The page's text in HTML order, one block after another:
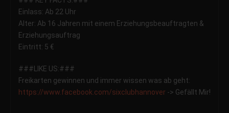
Einlass: Ab 22 Uhr
Alter: Ab 16 Jahren mit einem Erziehungsbeauftragten &
Erziehungsauftrag
Eintritt: 5 €
###LIKE US:###
Freikarten gewinnen und immer wissen was ab geht:
https://www.facebook.com/sixclubhannover -> Gefällt Mir!